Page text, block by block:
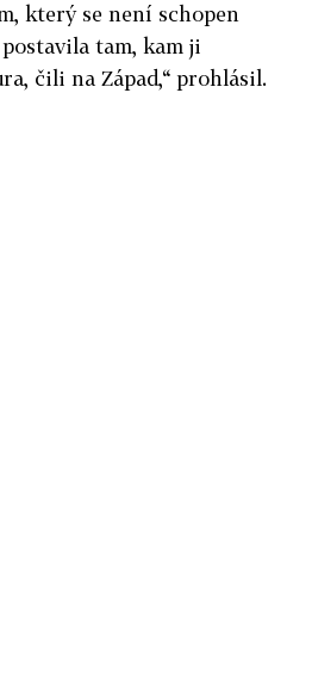
který se není schopen
tam, kam ji
čili na Západ,“ prohlásil.